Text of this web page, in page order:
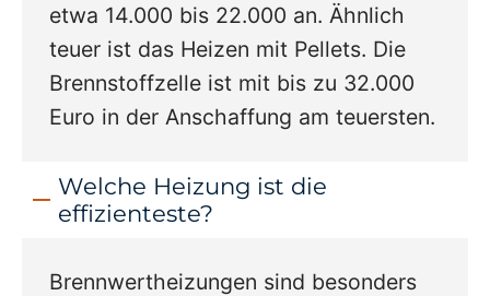
etwa 14.000 bis 22.000 an. Ähnlich
teuer ist das Heizen mit Pellets. Die
Brennstoffzelle ist mit bis zu 32.000
Euro in der Anschaffung am teuersten.
Welche Heizung ist die
effizienteste?
Brennwertheizungen sind besonders